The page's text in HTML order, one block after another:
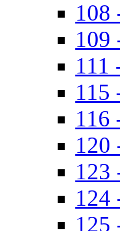
108
109
111
115
116
120
123
124
125